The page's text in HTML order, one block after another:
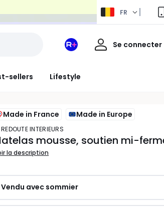
FR
sellers Lifestyle
Mon
Redoute
Se connecter
Mon
Made in France Made in Europe
REDOUTE INTERIEURS
mousse, soutien mi-
la description
Vendu avec sommier